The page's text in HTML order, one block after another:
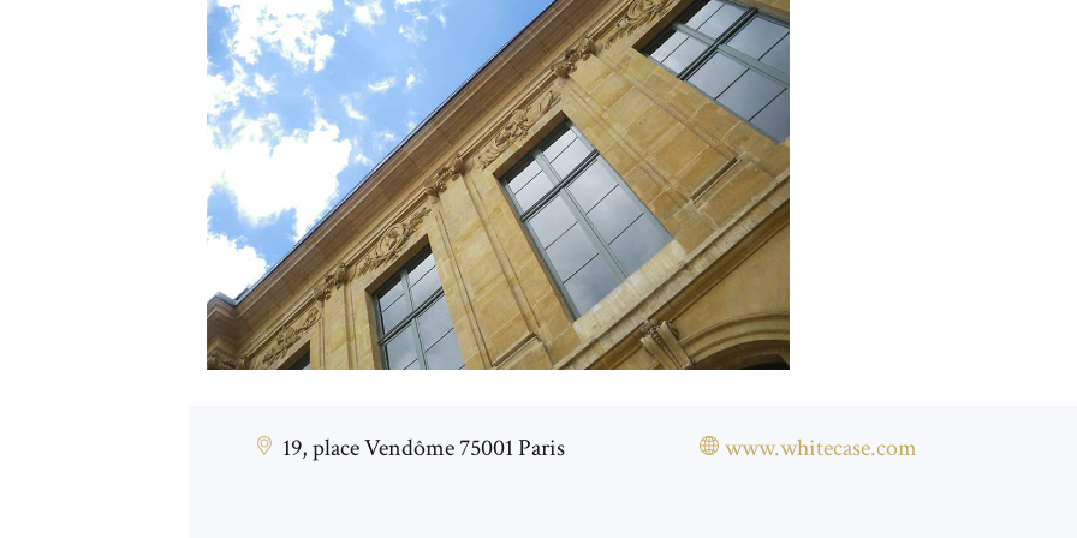
19, place Vendôme 75001 Paris www.whitecase.com